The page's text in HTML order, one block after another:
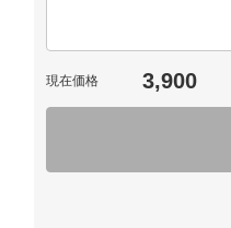
現在価格 3,900